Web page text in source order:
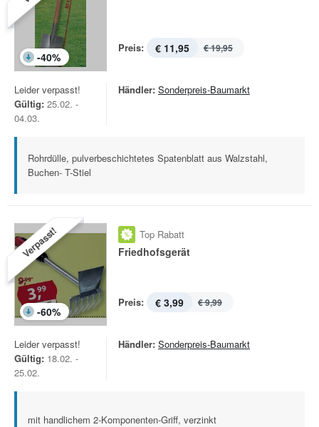
-40%
Preis: € 11,95 € 19,95
Leider verpasst!
Gültig: 25.02. -
04.03.
Händler: Sonderpreis-Baumarkt
Rohrdülle, pulverbeschichtetes Spatenblatt aus Walzstahl,
Buchen- T-Stiel
Verpasst!
-60%
Top Rabatt
Friedhofsgerät
Preis: € 3,99 € 9,99
Leider verpasst!
Gültig: 18.02. -
25.02.
Händler: Sonderpreis-Baumarkt
mit handlichem 2-Komponenten-Griff, verzinkt